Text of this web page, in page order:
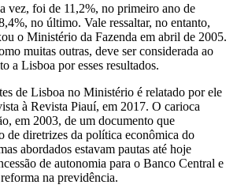
vez, foi de 11,2%, no primeiro ano de
no último. Vale ressaltar, no entanto,
o Ministério da Fazenda em abril de 2005.
muitas outras, deve ser considerada ao
a Lisboa por esses resultados.
de Lisboa no Ministério é relatado por ele
à Revista Piauí, em 2017. O carioca
em 2003, de um documento que
de diretrizes da política econômica do
abordados estavam pautas até hoje
de autonomia para o Banco Central e
na previdência.